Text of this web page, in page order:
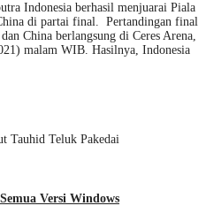
Indonesia berhasil menjuarai Piala
di partai final. Pertandingan final
China berlangsung di Ceres Arena,
malam WIB. Hasilnya, Indonesia
Tauhid Teluk Pakedai
Versi Windows